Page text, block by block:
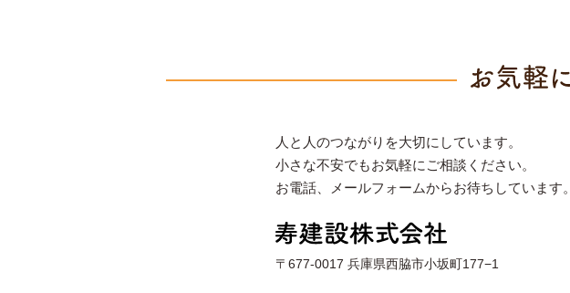
人と人のつながりを大切にしています。
小さな不安でもお気軽にご相談ください。
お電話、メールフォームからお待ちしています。
〒677-0017 兵庫県西脇市小坂町177−1